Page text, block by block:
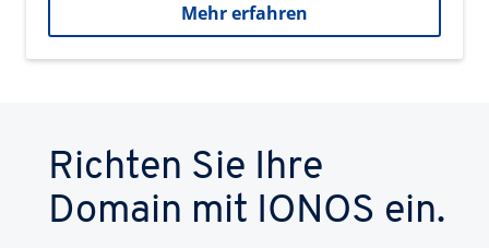
Mehr erfahren
Richten Sie Ihre
Domain mit IONOS ein.